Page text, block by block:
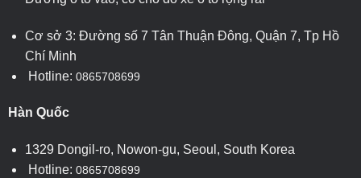
Cơ sở 3: Đường số 7 Tân Thuận Đông, Quận 7, Tp Hồ
Chí Minh
Hotline: 0865708699
Hàn Quốc
1329 Dongil-ro, Nowon-gu, Seoul, South Korea
Hotline: 0865708699